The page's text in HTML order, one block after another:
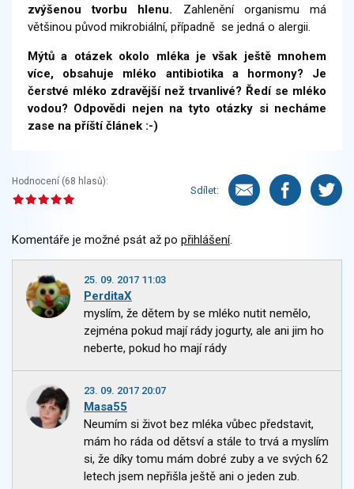
zvýšenou tvorbu hlenu. Zahlenění organismu má
většinou původ mikrobiální, případně se jedná o alergii.
Mýtů a otázek okolo mléka je však ještě mnohem
více, obsahuje mléko antibiotika a hormony? Je
čerstvé mléko zdravější než trvanlivé? Ředí se mléko
vodou? Odpovědi nejen na tyto otázky si necháme
zase na příští článek :-)
Hodnocení (68 hlasů):
Sdílet:
Komentáře je možné psát až po přihlášení.
25. 09. 2017 11:03
PerditaX
myslím, že dětem by se mléko nutit nemělo,
zejména pokud mají rády jogurty, ale ani jim ho
neberte, pokud ho mají rády
23. 09. 2017 20:07
Masa55
Neumím si život bez mléka vůbec představit,
mám ho ráda od dětsví a stále to trvá a myslím
si, že díky tomu mám dobré zuby a ve svých 62
letech jsem nepřišla ještě ani o jeden zub.